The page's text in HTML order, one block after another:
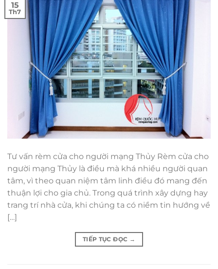
15
Th7
Tư vấn rèm cửa cho người mạng Thủy Rèm cửa cho
người mạng Thủy là điều mà khá nhiều người quan
tâm, vì theo quan niệm tâm linh điều đó mang đến
thuận lợi cho gia chủ. Trong quá trình xây dựng hay
trang trí nhà cửa, khi chúng ta có niềm tin hướng về
[…]
TIẾP TỤC ĐỌC →